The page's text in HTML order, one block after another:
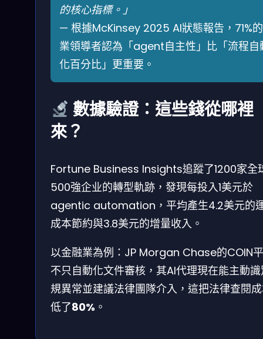
的核心指標。」
— 根據McKinsey 2025 AI狀態報告，71%
業領導者認為「agent自主性」比「流程自
化百分比」更重要。
數據驗證：這些錢從哪裡
來？
Fortune Business Insights追蹤了1200家全
500強企业的轉型軌跡，發現每投入1美元於
agentic automation，平均產生4.2美元的
成本節約與3.8美元的增量收入。
以金融業為例：JP Morgan Chase的COIN
不只自動化文件審核，其AI代理現在能主動
規異常並建議法律團隊介入，這把法律查閱
低了80% 。